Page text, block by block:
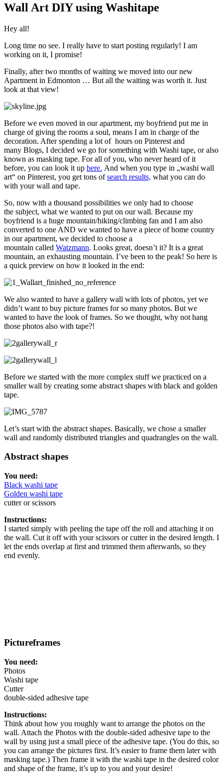
Wall Art DIY using Washitape
Hey all!
Long time no see. I really have to start posting regularly! I am
working on it, I promise!
Finally, after two months of waiting we moved into our new
Apartment in Edmonton … But all the waiting was worth it. Just
look at that view!
Before we even moved in our apartment, my boyfriend put me in
charge of giving the rooms a soul, means I am in charge of the
decoration. After spending a lot of hours on Pinterest and
many Blogs, I decided we go for something with Washi tape, or also
known as masking tape. For all of you, who never heard of it
before, you can look it up here. And when you type in „washi wall
art“ on Pinterest, you get tons ofsearch results, what you can do
with your wall and tape.
So, now with a thousand possibilities we only had to choose
the subject, what we wanted to put on our wall. Because my
boyfriend is a huge mountain/hiking/climbing fan and I am also
converted to one AND we wanted to have a piece of home country
in our apartment, we decided to choose a
mountain called Watzmann. Looks great, doesn’t it? It is a great
mountain, an exhausting mountain. I’ve been to the peak! So here is
a quick preview on how it looked in the end:
We also wanted to have a gallery wall with lots of photos, yet we
didn’t want to buy picture frames for so many photos. But we
wanted to have the look of frames. So we thought, why not hang
those photos also with tape?!
Before we started with the more complex stuff we practiced on a
smaller wall by creating some abstract shapes with black and golden
tape.
Let’s start with the abstract shapes. Basically, we chose a smaller
wall and randomly distributed triangles and quadrangles on the wall.
Abstract shapes
You need:
Black washi tape
Golden washi tape
cutter or scissors
Instructions:
I started simply with peeling the tape off the roll and attaching it on
the wall. Cut it off with your scissors or cutter in the desired length. I
let the ends overlap at first and trimmed them afterwards, so they
end evenly.
Pictureframes
You need:
Photos
Washi tape
Cutter
double-sided adhesive tape
Instructions:
Think about how you roughly want to arrange the photos on the
wall. Attach the Photos with the double-sided adhesive tape to the
wall by using just a small piece of the adhesive tape. (You do this, so
you can arrange the pictures first. It’s easier to frame them later with
masking tape.) Then frame it with the washi tape in the desired color
and shape of the frame, it’s up to you and your desire!